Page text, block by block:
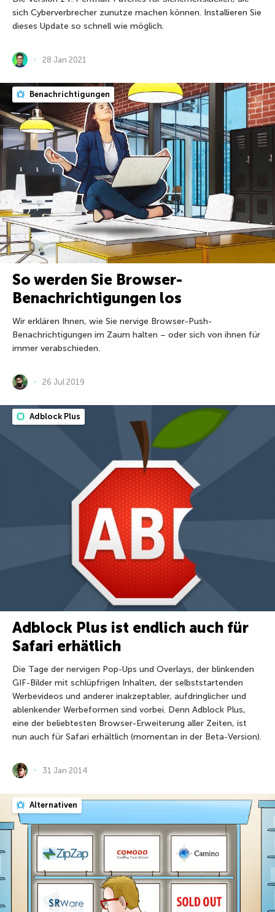
sich Cyberverbrecher zunutze machen können. Installieren Sie
dieses Update so schnell wie möglich.
28 Jan 2021
Benachrichtigungen
So werden Sie Browser-
Benachrichtigungen los
Wir erklären Ihnen, wie Sie nervige Browser-Push-
Benachrichtigungen im Zaum halten – oder sich von ihnen für
immer verabschieden.
26 Jul 2019
Adblock Plus
Adblock Plus ist endlich auch für
Safari erhätlich
Die Tage der nervigen Pop-Ups und Overlays, der blinkenden
GIF-Bilder mit schlüpfrigen Inhalten, der selbststartenden
Werbevideos und anderer inakzeptabler, aufdringlicher und
ablenkender Werbeformen sind vorbei. Denn Adblock Plus,
eine der beliebtesten Browser-Erweiterung aller Zeiten, ist
nun auch für Safari erhältlich (momentan in der Beta-Version).
31 Jan 2014
Alternativen